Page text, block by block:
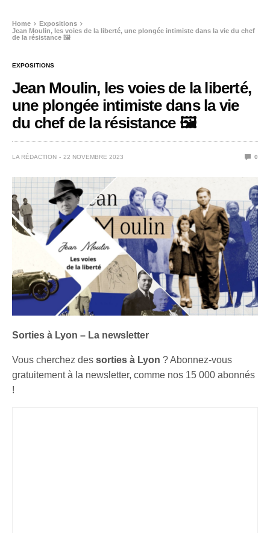
Home
Expositions
Jean Moulin, les voies de la liberté, une plongée intimiste dans la vie du chef
de la résistance 🖼️
EXPOSITIONS
Jean Moulin, les voies de la liberté,
une plongée intimiste dans la vie
du chef de la résistance 🖼️
LA RÉDACTION 22 NOVEMBRE 2023 0
Sorties à Lyon – La newsletter
Vous cherchez dessorties à Lyon ? Abonnez-vous
gratuitement à la newsletter, comme nos 15 000 abonnés
!